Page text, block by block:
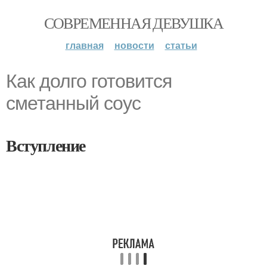
СОВРЕМЕННАЯ ДЕВУШКА
главная новости статьи
Как долго готовится
сметанный соус
Вступление